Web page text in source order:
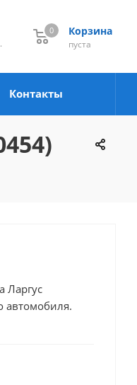
Корзина
0
пуста
0
Контакты
Ларгус
автомобиля.